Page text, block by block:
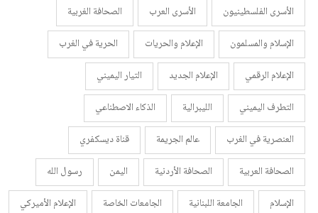
الأسرى الفلسطينيون الأسرى العرب
الصحافة الغربية
الإسلام والمسلمون
الإعلام والحريات
الحرية في الغرب
الإعلام الرقمي
الإعلام الجديد
التيار اليميني
التطرف اليميني
الليبرالية
الذكاء الاصطناعي
العنصرية في الغرب
عالم الجريمة
قناة ديسكفري
الصحافة العربية
الصحافة الأردنية اليمن
رسول الله
الإسلام
الجامعة اللبنانية الجامعات الخاصة
الإعلام الأميركي